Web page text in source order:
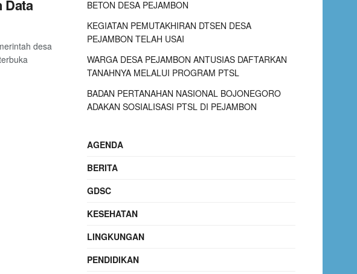
Data
desa
BETON DESA PEJAMBON
KEGIATAN PEMUTAKHIRAN DTSEN DESA
PEJAMBON TELAH USAI
WARGA DESA PEJAMBON ANTUSIAS DAFTARKAN
TANAHNYA MELALUI PROGRAM PTSL
BADAN PERTANAHAN NASIONAL BOJONEGORO
ADAKAN SOSIALISASI PTSL DI PEJAMBON
AGENDA
BERITA
GDSC
KESEHATAN
LINGKUNGAN
PENDIDIKAN